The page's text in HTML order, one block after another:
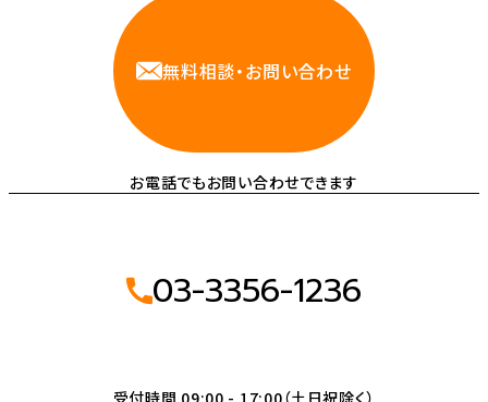
無料相談・お問い合わせ
お電話でもお問い合わせできます
03-3356-1236